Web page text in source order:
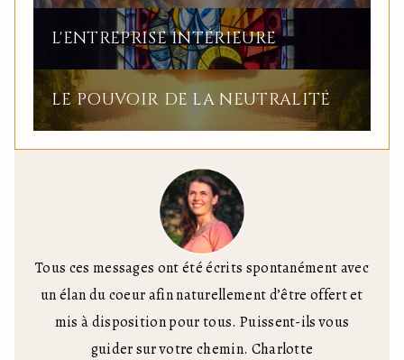
L'ENTREPRISE INTÉRIEURE
LE POUVOIR DE LA NEUTRALITÉ
Tous ces messages ont été écrits spontanément avec
un élan du coeur afin naturellement d’être offert et
mis à disposition pour tous. Puissent-ils vous
guider sur votre chemin. Charlotte